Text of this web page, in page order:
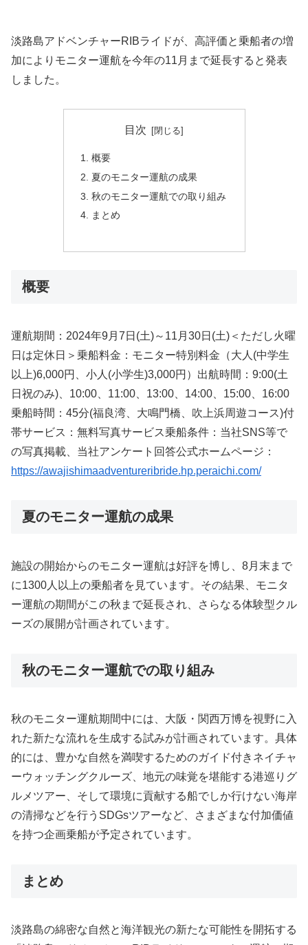
淡路島アドベンチャーRIBライドが、高評価と乗船者の増
加によりモニター運航を今年の11月まで延長すると発表
しました。
目次
概要
夏のモニター運航の成果
秋のモニター運航での取り組み
まとめ
概要
運航期間：2024年9月7日(土)～11月30日(土)＜ただし火曜
日は定休日＞乗船料金：モニター特別料金（大人(中学生
以上)6,000円、小人(小学生)3,000円）出航時間：9:00(土
日祝のみ)、10:00、11:00、13:00、14:00、15:00、16:00
乗船時間：45分(福良湾、大鳴門橋、吹上浜周遊コース)付
帯サービス：無料写真サービス乗船条件：当社SNS等で
の写真掲載、当社アンケート回答公式ホームページ：
https://awajishimaadventureribride.hp.peraichi.com/
夏のモニター運航の成果
施設の開始からのモニター運航は好評を博し、8月末まで
に1300人以上の乗船者を見ています。その結果、モニタ
ー運航の期間がこの秋まで延長され、さらなる体験型クル
ーズの展開が計画されています。
秋のモニター運航での取り組み
秋のモニター運航期間中には、大阪・関西万博を視野に入
れた新たな流れを生成する試みが計画されています。具体
的には、豊かな自然を満喫するためのガイド付きネイチャ
ーウォッチングクルーズ、地元の味覚を堪能する港巡りグ
ルメツアー、そして環境に貢献する船でしか行けない海岸
の清掃などを行うSDGsツアーなど、さまざまな付加価値
を持つ企画乗船が予定されています。
まとめ
淡路島の綿密な自然と海洋観光の新たな可能性を開拓する